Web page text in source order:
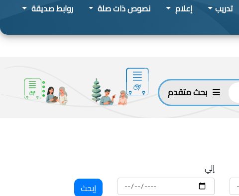
تدريب إعلام نصوص ذات صلة روابط صديقة
بحث متقدم
إلي